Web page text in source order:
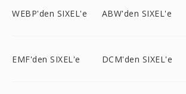
WEBP'den SIXEL'e ABW'den SIXEL'e
EMF'den SIXEL'e DCM'den SIXEL'e